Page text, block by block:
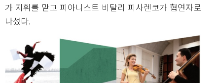
가 지휘를 맡고 피아니스트 비탈리 피사렌코가 협연자로
나섰다.